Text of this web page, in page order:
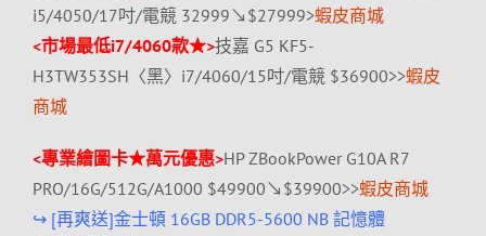
i5/4050/17吋/電競 32999↘$27999>蝦皮商城
<市場最低i7/4060款★>技嘉 G5 KF5-
H3TW353SH〈黑〉i7/4060/15吋/電競 $36900>>蝦皮
商城
<專業繪圖卡★萬元優惠>HP ZBookPower G10A R7
PRO/16G/512G/A1000 $49900↘$39900>>蝦皮商城
↪ [再爽送]金士頓 16GB DDR5-5600 NB 記憶體